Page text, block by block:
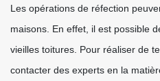
Les opérations de réfection
maisons. En effet, il est possible
vieilles toitures. Pour réaliser de
contacter des experts en la